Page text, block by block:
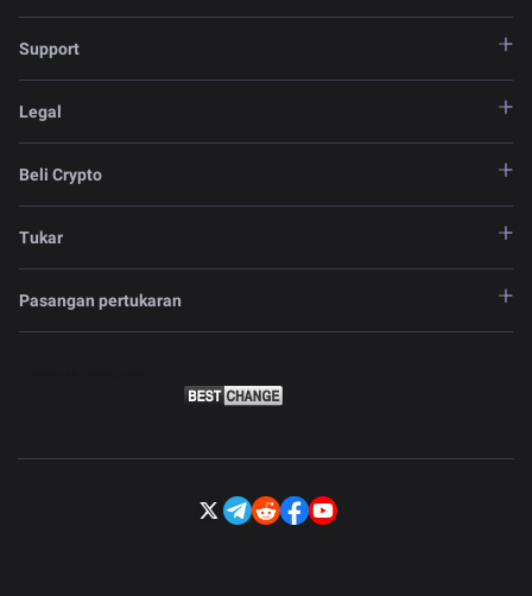
Support
Legal
Beli Crypto
Tukar
Pasangan pertukaran